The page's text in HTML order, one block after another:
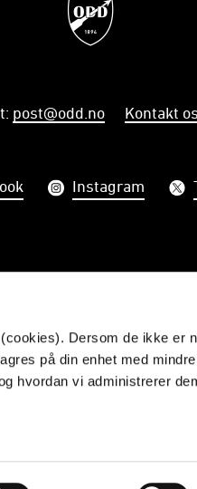
Dersom de ikke er
på din enhet med
hvordan vi administrerer
: post@odd.no Kontakt
Instagram
Odd